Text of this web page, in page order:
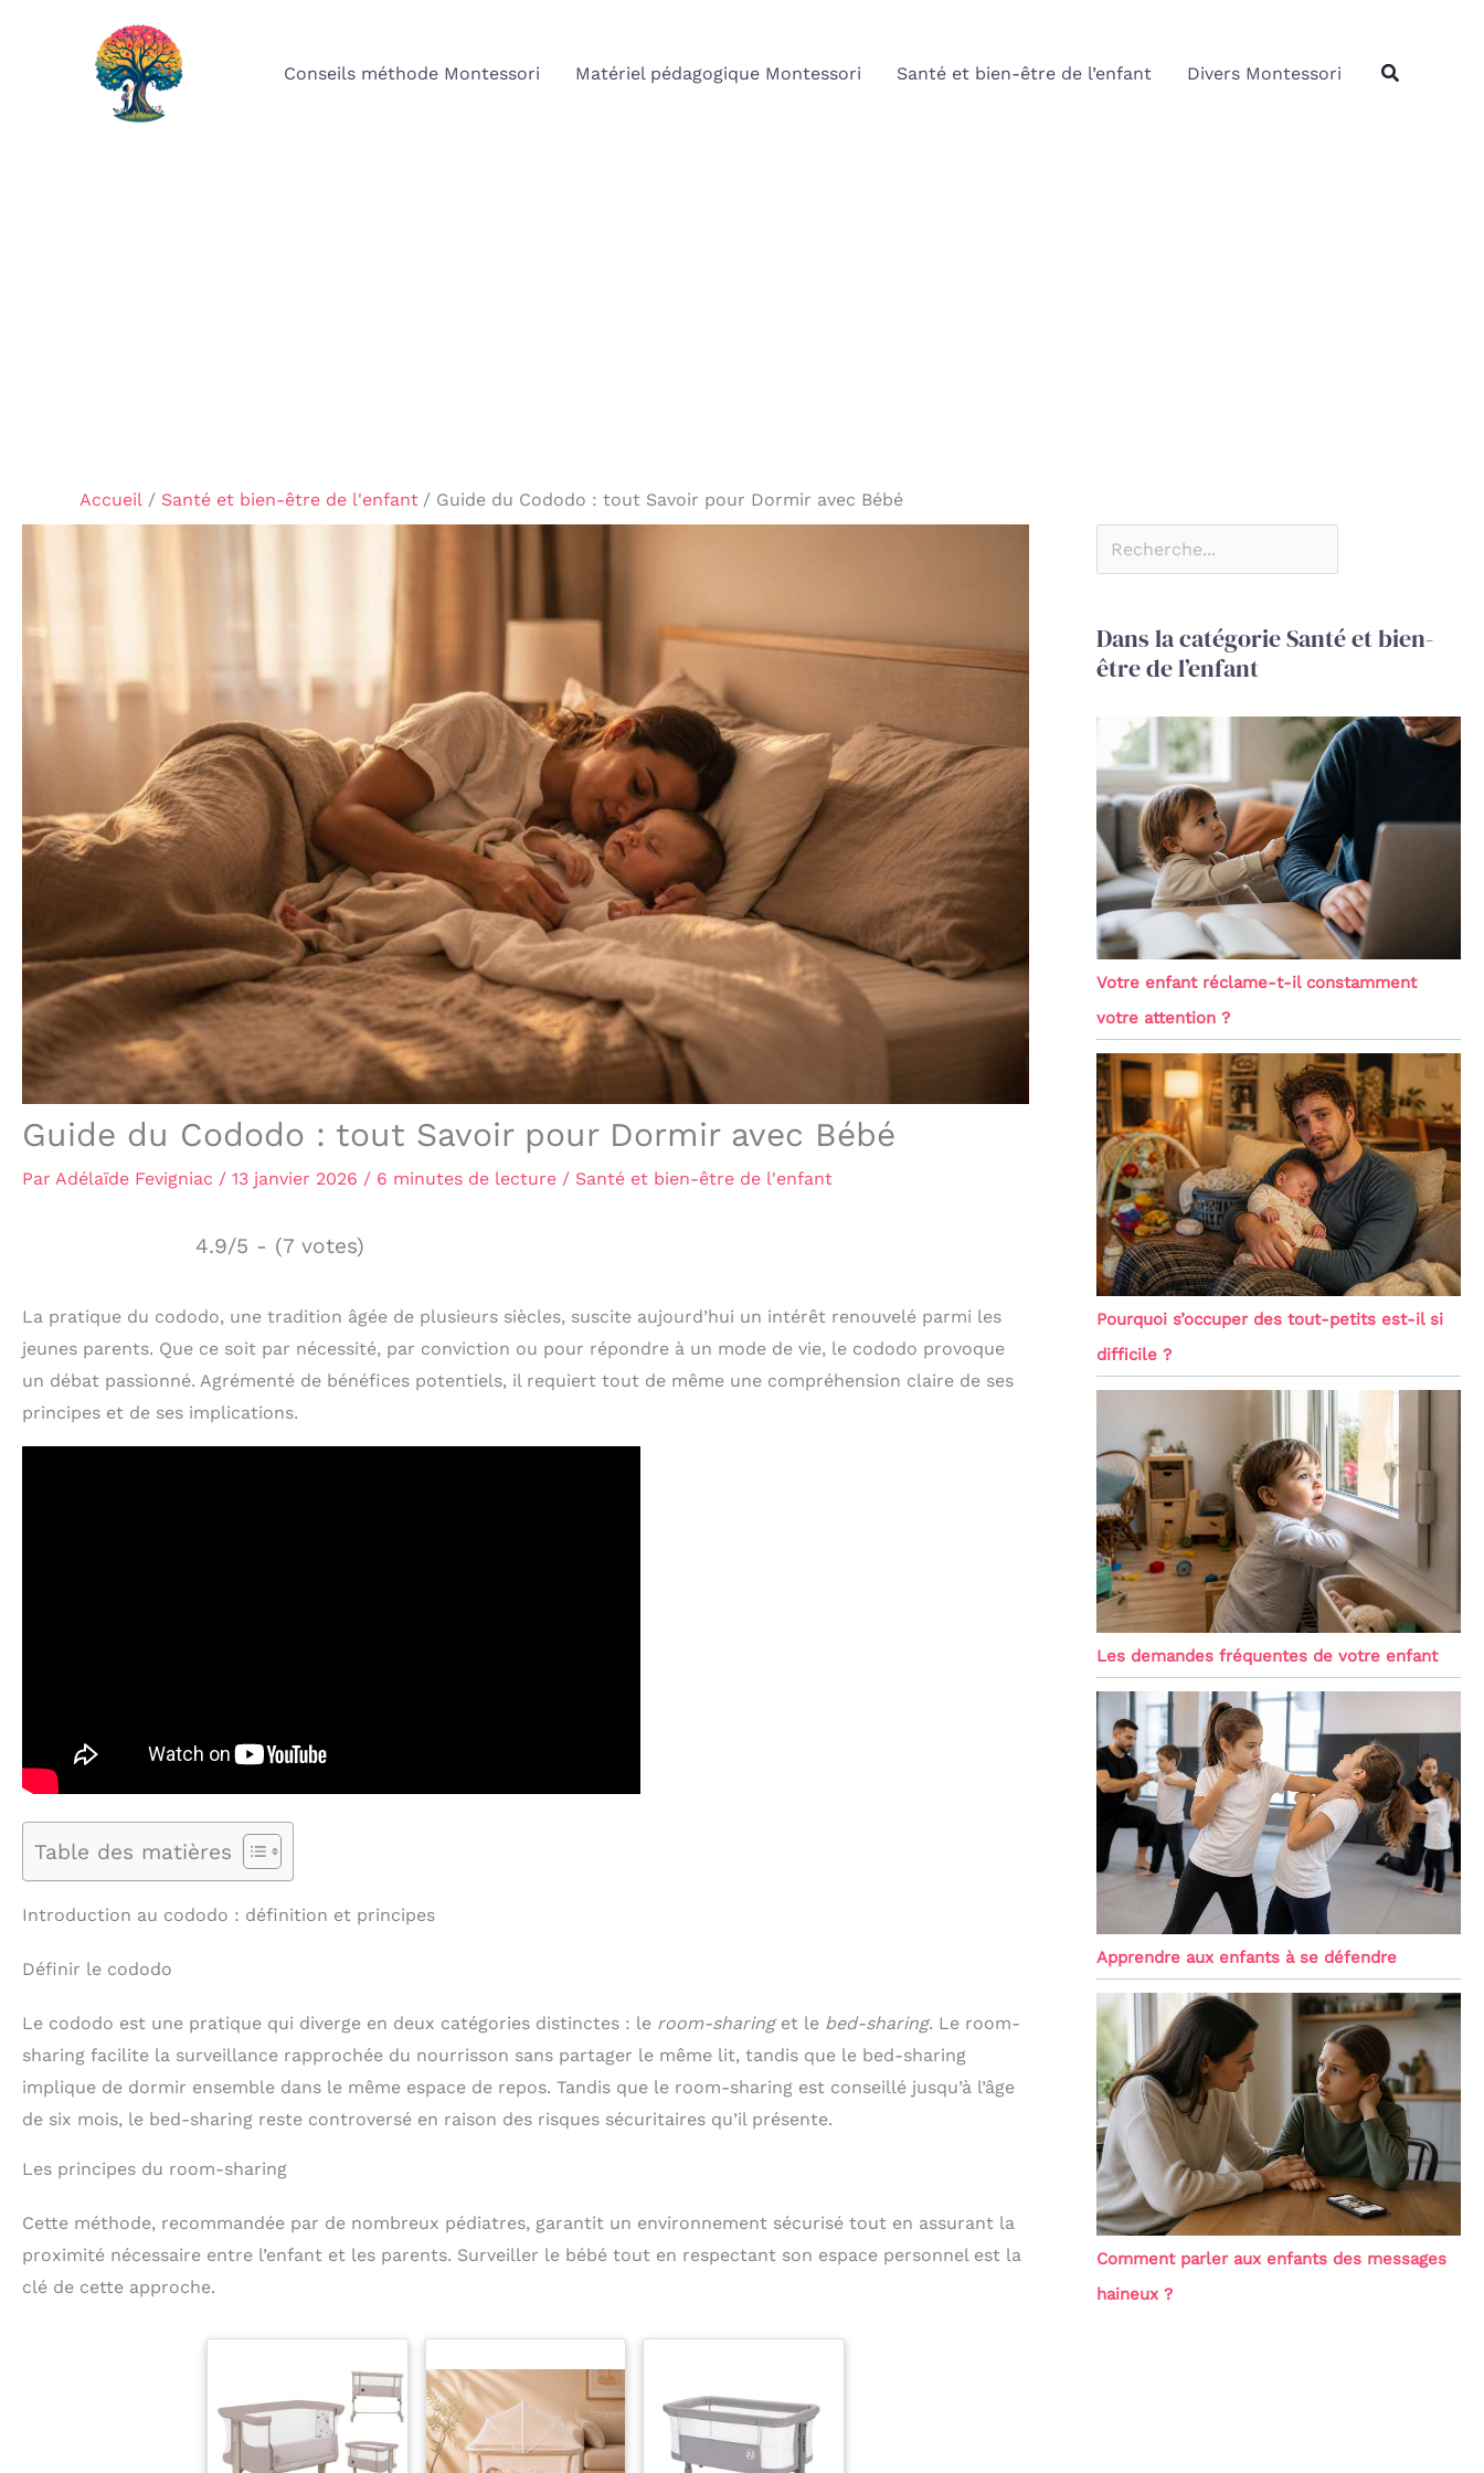
Conseils méthode Montessori Matériel pédagogique Montessori Santé et bien-être de l’enfant Divers Montessori
Accueil Santé et bien-être de l'enfant Guide du Cododo : tout Savoir pour Dormir avec Bébé
Guide du Cododo : tout Savoir pour Dormir avec Bébé
Par Adélaïde Fevigniac / 13 janvier 2026 / 6 minutes de lecture / Santé et bien-être de l'enfant
4.9/5 - (7 votes)
La pratique du cododo, une tradition âgée de plusieurs siècles, suscite aujourd’hui un intérêt renouvelé parmi les
jeunes parents. Que ce soit par nécessité, par conviction ou pour répondre à un mode de vie, le cododo provoque
un débat passionné. Agrémenté de bénéfices potentiels, il requiert tout de même une compréhension claire de ses
principes et de ses implications.
Table des matières
Introduction au cododo : définition et principes
Définir le cododo
Le cododo est une pratique qui diverge en deux catégories distinctes : le room-sharinget le bed-sharing. Le room-
sharing facilite la surveillance rapprochée du nourrisson sans partager le même lit, tandis que le bed-sharing
implique de dormir ensemble dans le même espace de repos. Tandis que le room-sharing est conseillé jusqu’à l’âge
de six mois, le bed-sharing reste controversé en raison des risques sécuritaires qu’il présente.
Les principes du room-sharing
Cette méthode, recommandée par de nombreux pédiatres, garantit un environnement sécurisé tout en assurant la
proximité nécessaire entre l’enfant et les parents. Surveiller le bébé tout en respectant son espace personnel est la
clé de cette approche.
Dans la catégorie Santé et bien-
être de l’enfant
Votre enfant réclame-t-il constamment
votre attention ?
Pourquoi s’occuper des tout-petits est-il si
difficile ?
Les demandes fréquentes de votre enfant
Apprendre aux enfants à se défendre
Comment parler aux enfants des messages
haineux ?